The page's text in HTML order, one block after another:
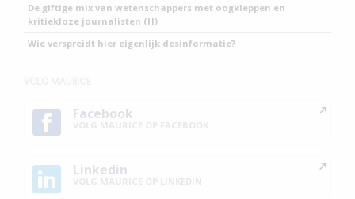
De giftige mix van wetenschappers met oogkleppen en
kritiekloze journalisten (H)
Wie verspreidt hier eigenlijk desinformatie?
Facebook
Linkedin